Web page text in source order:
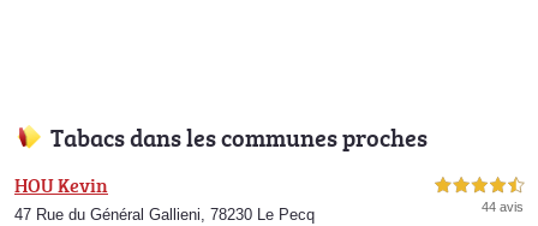
Tabacs dans les communes proches
HOU Kevin
47 Rue du Général Gallieni, 78230 Le Pecq
4,5 étoiles sur 5
44 avis